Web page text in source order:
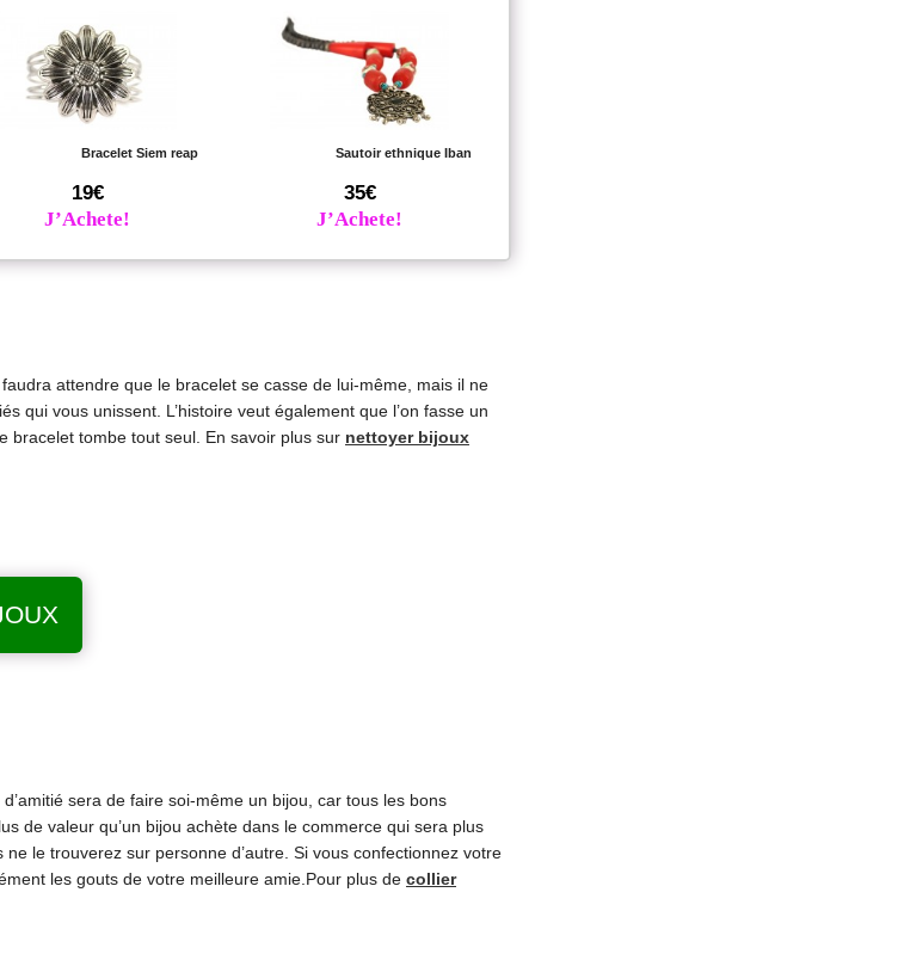
Bracelet Siem reap
19€
J’Achete!
Sautoir ethnique Iban
35€
J’Achete!
attendre que le bracelet se casse de lui-même, mais il ne
qui vous unissent. L’histoire veut également que l’on fasse un
bracelet tombe tout seul. En savoir plus sur nettoyer bijoux
d’amitié sera de faire soi-même un bijou, car tous les bons
de valeur qu’un bijou achète dans le commerce qui sera plus
le trouverez sur personne d’autre. Si vous confectionnez votre
les gouts de votre meilleure amie.Pour plus de collier